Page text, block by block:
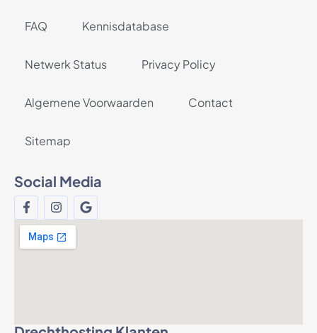
FAQ Kennisdatabase
Netwerk Status Privacy Policy
Algemene Voorwaarden Contact
Sitemap
Social Media